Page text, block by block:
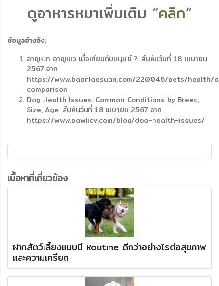
ดูอาหารหมาเพิ่มเติม “คลิก”
ข้อมูลอ้างอิง:
อายุหมา อายุแมว เมื่อเทียบกับมนุษย์ ?. สืบค้นวันที่ 18 เมษายน
2567 จาก
https://www.baanlaesuan.com/220046/pets/health/
comparison
Dog Health Issues: Common Conditions by Breed,
Size, Age. สืบค้นวันที่ 18 เมษายน 2567 จาก
https://www.pawlicy.com/blog/dog-health-issues/
เนื้อหาที่เกี่ยวข้อง
ฝากสัตว์เลี้ยงแบบมี Routine ดีกว่าอย่างไรต่อสุขภาพ
และความเครียด